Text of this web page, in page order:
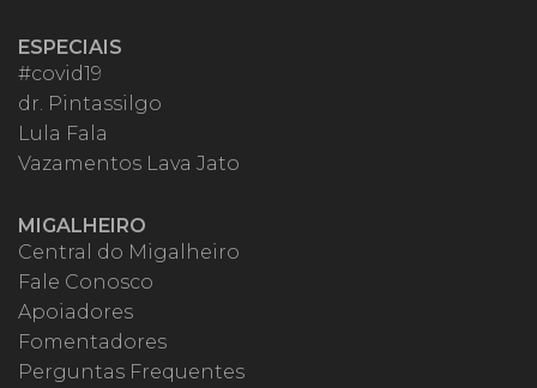
ESPECIAIS
#covid19
dr. Pintassilgo
Lula Fala
Vazamentos Lava Jato
MIGALHEIRO
Central do Migalheiro
Fale Conosco
Apoiadores
Fomentadores
Perguntas Frequentes